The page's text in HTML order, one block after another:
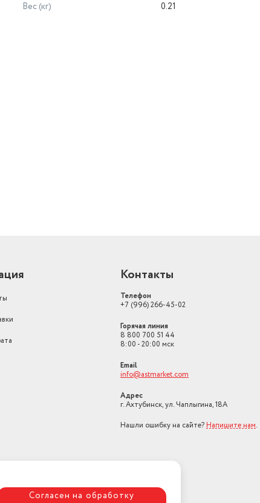
Вес (кг)
0.21
Контакты
Телефон
+7 (996) 266-45-02
Горячая линия
8 800 700 51 44
8:00 - 20:00 мск
Email
info@astmarket.com
Адрес
г. Ахтубинск, ул. Чаплыгина, 18А
Нашли ошибку на сайте? Напишите нам.
Согласен на обработку